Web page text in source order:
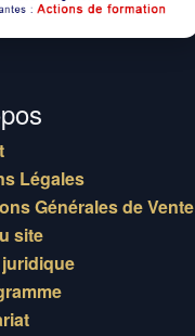
Légales
Générales de Vente
site